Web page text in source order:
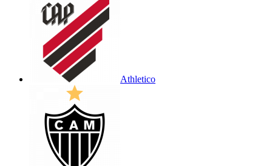
Athletico